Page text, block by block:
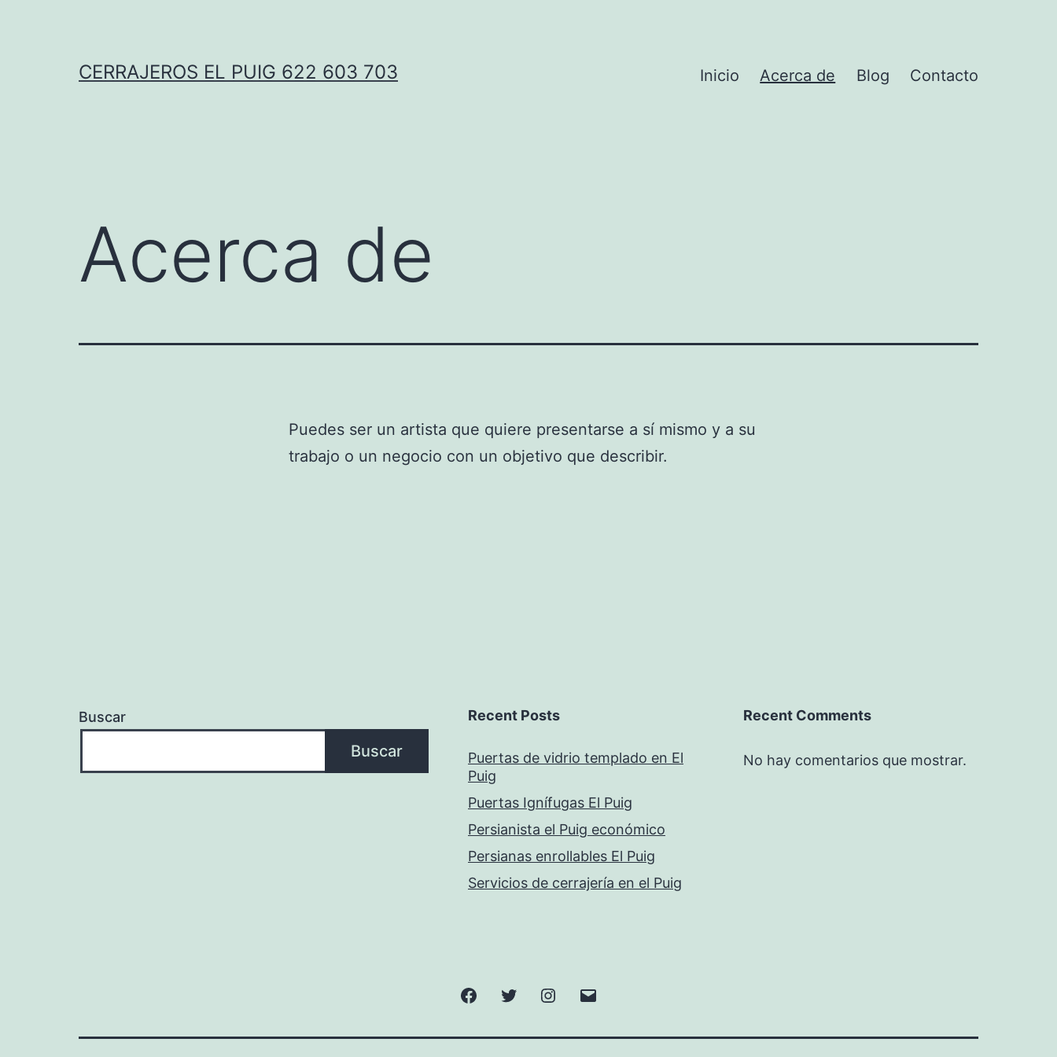
CERRAJEROS EL PUIG 622 603 703 Inicio Acerca de Blog Contacto
Acerca de
Puedes ser un artista que quiere presentarse a sí mismo y a su
trabajo o un negocio con un objetivo que describir.
Buscar
Buscar
Recent Posts
Puertas de vidrio templado en El
Puig
Puertas Ignífugas El Puig
Persianista el Puig económico
Persianas enrollables El Puig
Servicios de cerrajería en el Puig
Recent Comments
No hay comentarios que mostrar.
FacebookTwitter Instagram